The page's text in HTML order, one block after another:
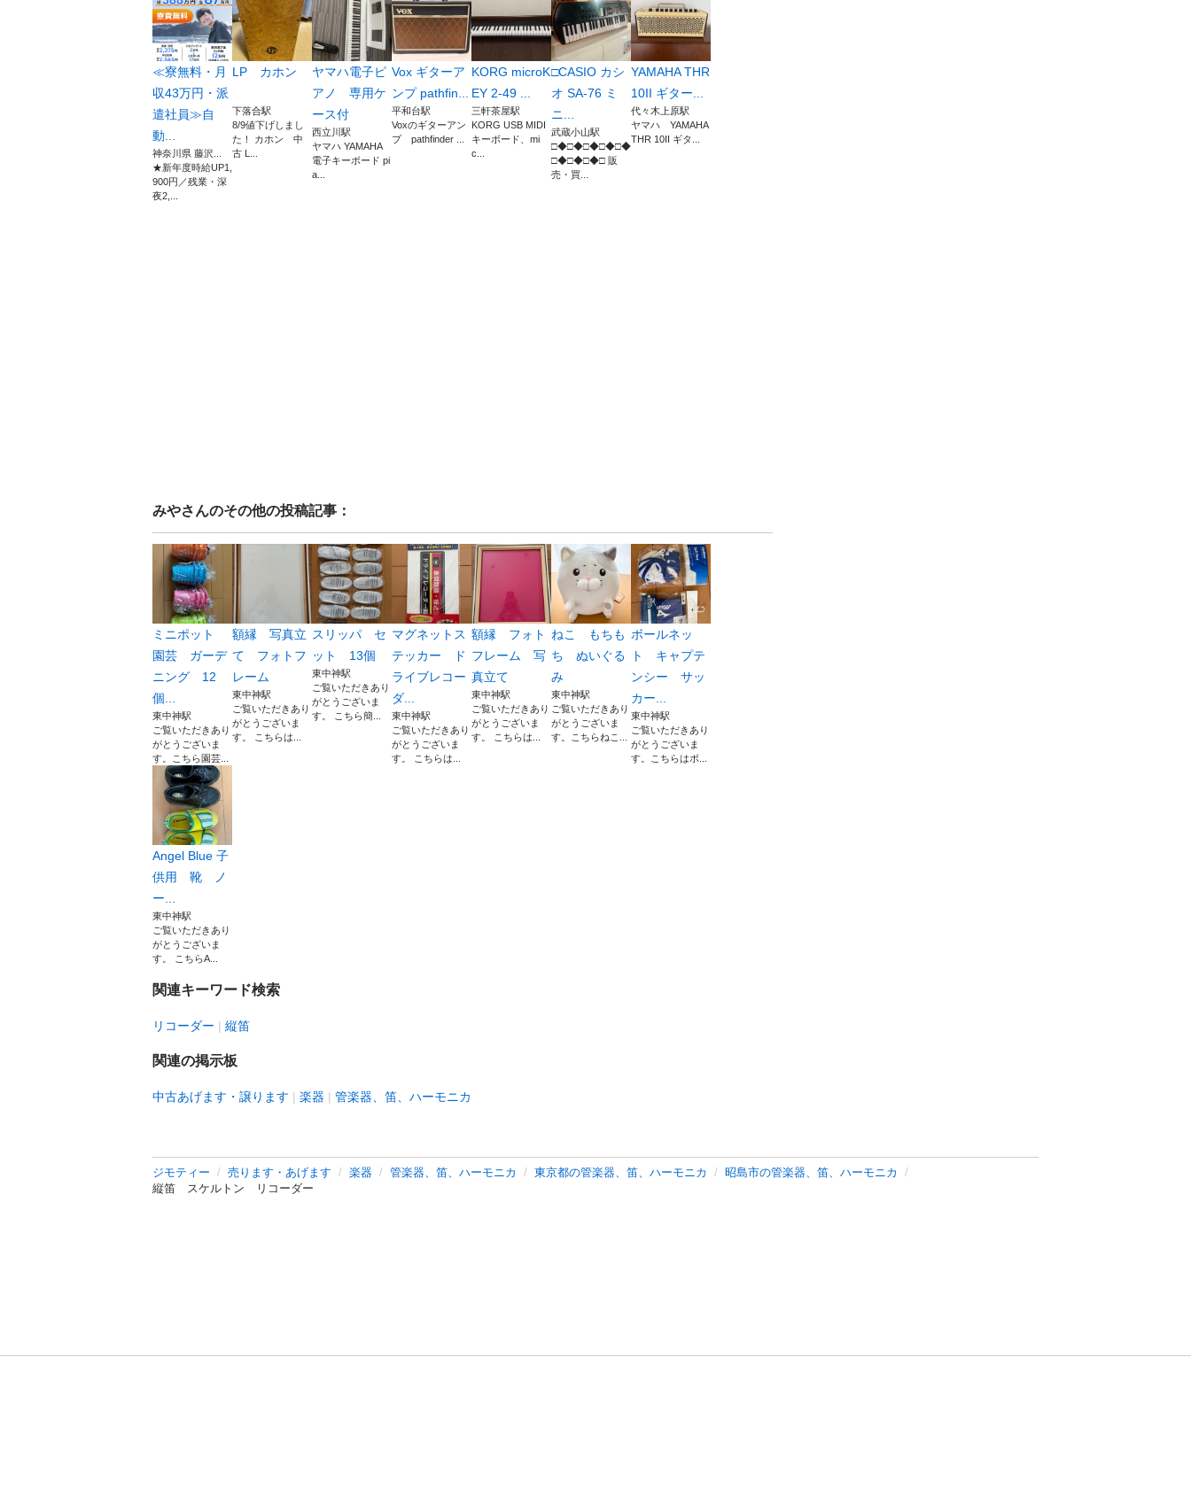
≪寮無料・月
収43万円・派
遣社員≫自
動...
神奈川県 藤沢...
★新年度時給UP1,
900円／残業・深
夜2,...
LP カホン
下落合駅
8/9値下げしまし
た！ カホン 中
古 L...
ヤマハ電子ピ
アノ 専用ケ
ース付
西立川駅
ヤマハ YAMAHA
電子キーボード pi
a...
Vox ギターア
ンプ pathfin...
平和台駅
Voxのギターアン
プ pathfinder ...
KORG microK
EY 2-49 ...
三軒茶屋駅
KORG USB MIDI
キーボード、mi
c...
□CASIO カシ
オ SA-76 ミ
ニ...
武蔵小山駅
□◆□◆□◆□◆□◆
□◆□◆□◆□ 販
売・買...
YAMAHA THR
10II ギター...
代々木上原駅
ヤマハ YAMAHA
THR 10II ギタ...
みやさんのその他の投稿記事：
ミニポット
園芸 ガーデ
ニング 12
個...
東中神駅
ご覧いただきあり
がとうございま
す。こちら園芸...
額縁 写真立
て フォトフ
レーム
東中神駅
ご覧いただきあり
がとうございま
す。 こちらは...
スリッパ セ
ット 13個
東中神駅
ご覧いただきあり
がとうございま
す。 こちら簡...
マグネットス
テッカー ド
ライブレコー
ダ...
東中神駅
ご覧いただきあり
がとうございま
す。 こちらは...
額縁 フォト
フレーム 写
真立て
東中神駅
ご覧いただきあり
がとうございま
す。 こちらは...
ねこ もちも
ち ぬいぐる
み
東中神駅
ご覧いただきあり
がとうございま
す。こちらねこ...
ボールネッ
ト キャプテ
ンシー サッ
カー...
東中神駅
ご覧いただきあり
がとうございま
す。こちらはボ...
Angel Blue 子
供用 靴 ノ
ー...
東中神駅
ご覧いただきあり
がとうございま
す。 こちらA...
関連キーワード検索
リコーダー 縦笛
関連の掲示板
中古あげます・譲ります 楽器 管楽器、笛、ハーモニカ
ジモティー 売ります・あげます 楽器 管楽器、笛、ハーモニカ 東京都の管楽器、笛、ハーモニカ
昭島市の管楽器、笛、ハーモニカ
縦笛 スケルトン リコーダー